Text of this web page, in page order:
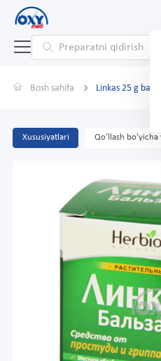
Bosh sahifa Linkas 25 g
Xususiyatlari Qo'llash bo'yicha